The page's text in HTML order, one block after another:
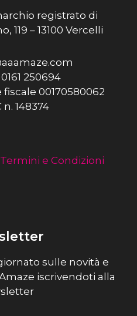
registrato di
119 – 13100 Vercelli
250694
00170580062
n. 148374
Termini e Condizioni
sulle novità e
iscrivendoti alla